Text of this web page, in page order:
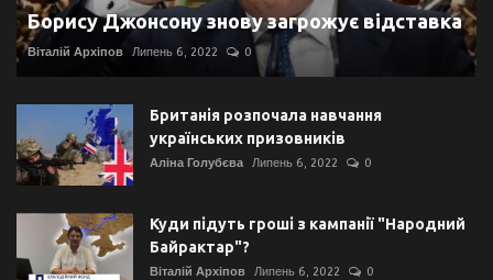
Борису Джонсону знову загрожує відставка
Віталій Архіпов Липень 6, 2022 0
Британія розпочала навчання
українських призовників
Аліна Голубєва Липень 6, 2022 0
Куди підуть гроші з кампанії "Народний
Байрактар"?
Віталій Архіпов Липень 6, 2022 0